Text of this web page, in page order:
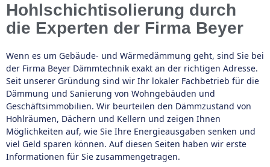
Hohlschichtisolierung durch
die Experten der Firma Beyer
Wenn es um Gebäude- und Wärmedämmung geht, sind Sie bei
der Firma Beyer Dämmtechnik exakt an der richtigen Adresse.
Seit unserer Gründung sind wir Ihr lokaler Fachbetrieb für die
Dämmung und Sanierung von Wohngebäuden und
Geschäftsimmobilien. Wir beurteilen den Dämmzustand von
Hohlräumen, Dächern und Kellern und zeigen Ihnen
Möglichkeiten auf, wie Sie Ihre Energieausgaben senken und
viel Geld sparen können. Auf diesen Seiten haben wir erste
Informationen für Sie zusammengetragen.